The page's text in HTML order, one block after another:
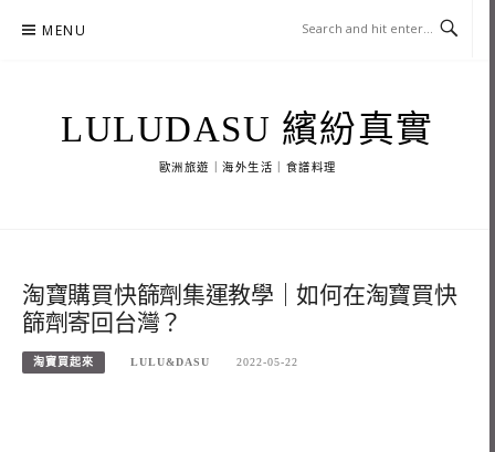
MENU
LULUDASU 繽紛真實
歐洲旅遊｜海外生活｜食譜料理
淘寶購買快篩劑集運教學｜如何在淘寶買快
篩劑寄回台灣？
淘寶買起來 LULU&DASU 2022-05-22